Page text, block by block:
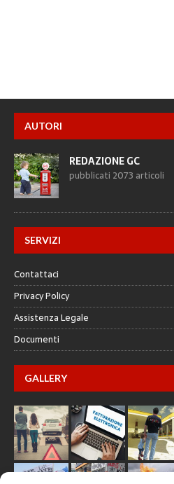
AUTORI
REDAZIONE GC
pubblicati 2073 articoli
SERVIZI
Contattaci
Privacy Policy
Assistenza Legale
Documenti
GALLERY